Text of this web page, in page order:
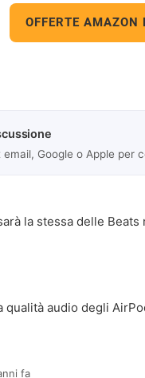
OFFERTE AMAZON
Google o Apple per
la stessa delle
qualità audio degli
fa